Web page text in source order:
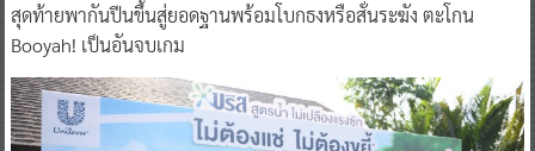
สุดท้ายพากันปีนขึ้นสู่ยอดฐานพร้อมโบกธงหรือสั่นระฆัง ตะโกน
Booyah! เป็นอันจบเกม